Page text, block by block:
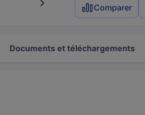
Comparer
Documents et téléchargements